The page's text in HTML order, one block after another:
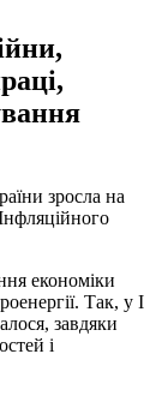
зросла на
економіки
Так, у І
завдяки
і